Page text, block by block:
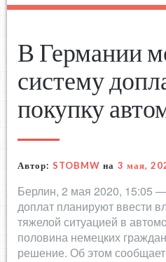
В Германии
систему
покупку
Автор: STOBMW на 3 мая,
Берлин, 2 мая 2020, 15:05
доплат планируют ввести
тяжелой ситуацией в
половина немецких
решение. Об этом